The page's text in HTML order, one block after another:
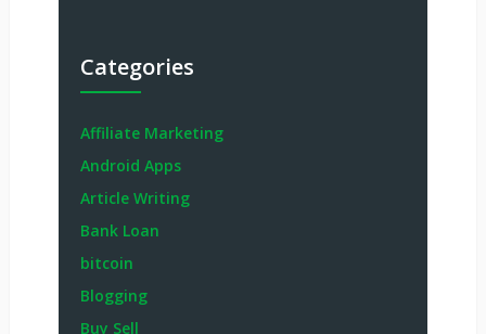
Categories
Affiliate Marketing
Android Apps
Article Writing
Bank Loan
bitcoin
Blogging
Buy Sell